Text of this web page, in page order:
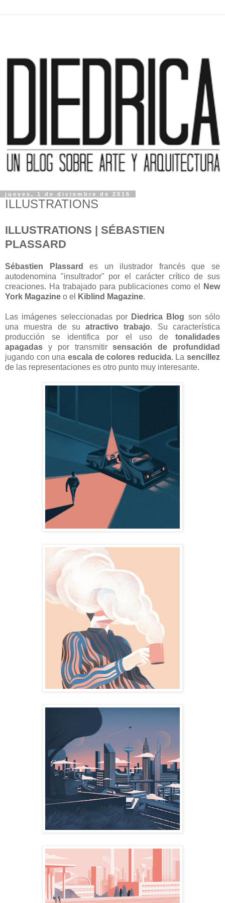
jueves, 1 de diciembre de 2016
ILLUSTRATIONS
ILLUSTRATIONS | SÉBASTIEN
PLASSARD
Sébastien Plassard
es un ilustrador francés que se
autodenomina "insultrador" por el carácter crítico de sus
creaciones. Ha trabajado para publicaciones como el
New
York Magazine o el Kiblind Magazine.
Las imágenes seleccionadas por Diedrica Blog son sólo
una muestra de suatractivo trabajo. Su característica
producción se identifica por el uso de tonalidades
apagadas y por transmitirsensación de profundidad
jugando con una escala de colores reducida. La sencillez
de las representaciones es otro punto muy interesante.